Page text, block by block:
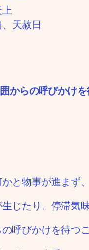
天赦日
からの呼びかけ
と物事が進まず
じたり、停滞気
呼びかけを待つ